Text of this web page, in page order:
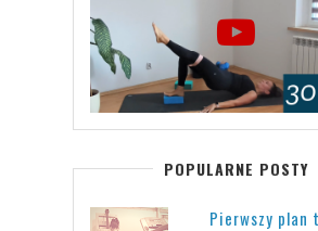
POPULARNE POSTY
Pierwszy plan